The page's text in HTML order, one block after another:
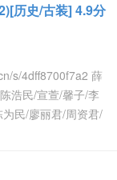
历史/古装] 4.9分
s/4dff8700f7a2 薛
浩民/宣萱/馨子/李
民/廖丽君/周资君/